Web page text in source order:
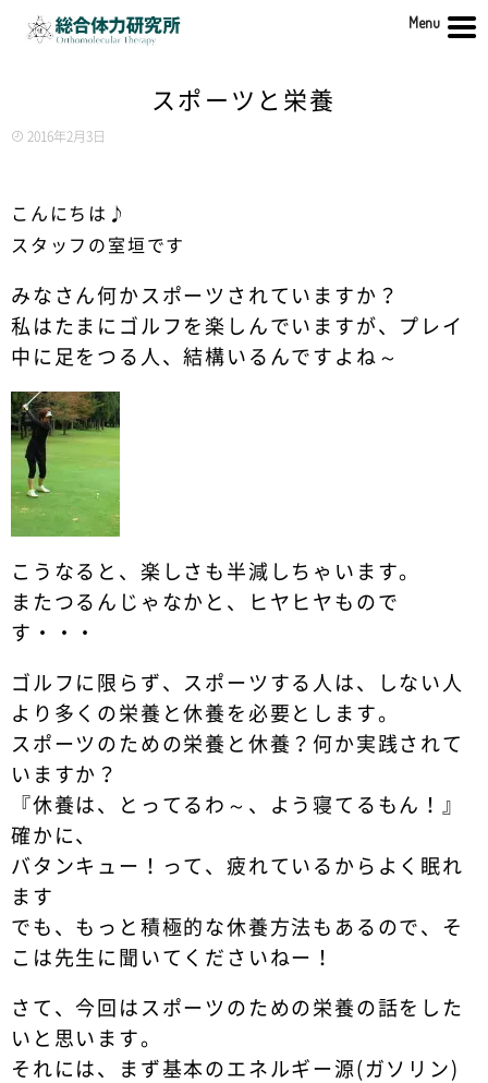
スポーツと栄養
2016年2月3日
こんにちは♪
スタッフの室垣です
みなさん何かスポーツされていますか？
私はたまにゴルフを楽しんでいますが、プレイ
中に足をつる人、結構いるんですよね～
こうなると、楽しさも半減しちゃいます。
またつるんじゃなかと、ヒヤヒヤもので
す・・・
ゴルフに限らず、スポーツする人は、しない人
より多くの栄養と休養を必要とします。
スポーツのための栄養と休養？何か実践されて
いますか？
『休養は、とってるわ～、よう寝てるもん！』
確かに、
バタンキュー！って、疲れているからよく眠れ
ます
でも、もっと積極的な休養方法もあるので、そ
こは先生に聞いてくださいねー！
さて、今回はスポーツのための栄養の話をした
いと思います。
それには、まず基本のエネルギー源(ガソリン)
Menu